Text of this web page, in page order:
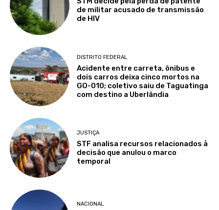
de militar acusado de transmissão
de HIV
DISTRITO FEDERAL
Acidente entre carreta, ônibus e
dois carros deixa cinco mortos na
GO-010; coletivo saiu de Taguatinga
com destino a Uberlândia
JUSTIÇA
STF analisa recursos relacionados à
decisão que anulou o marco
temporal
NACIONAL